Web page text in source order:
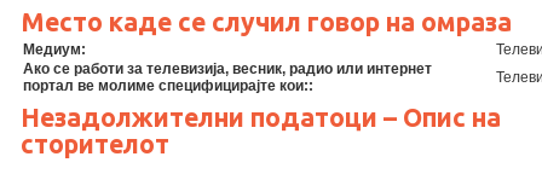
Место каде се случил говор на омраза
Медиум:
Ако се работи за телевизија, весник, радио или интернет
портал ве молиме специфицирајте кои::
Незадолжителни податоци – Опис на
сторителот